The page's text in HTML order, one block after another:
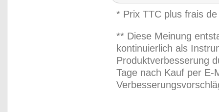
* Prix TTC plus frais
** Diese Meinung
kontinuierlich als
Produktverbesserung
Tage nach Kauf per E-